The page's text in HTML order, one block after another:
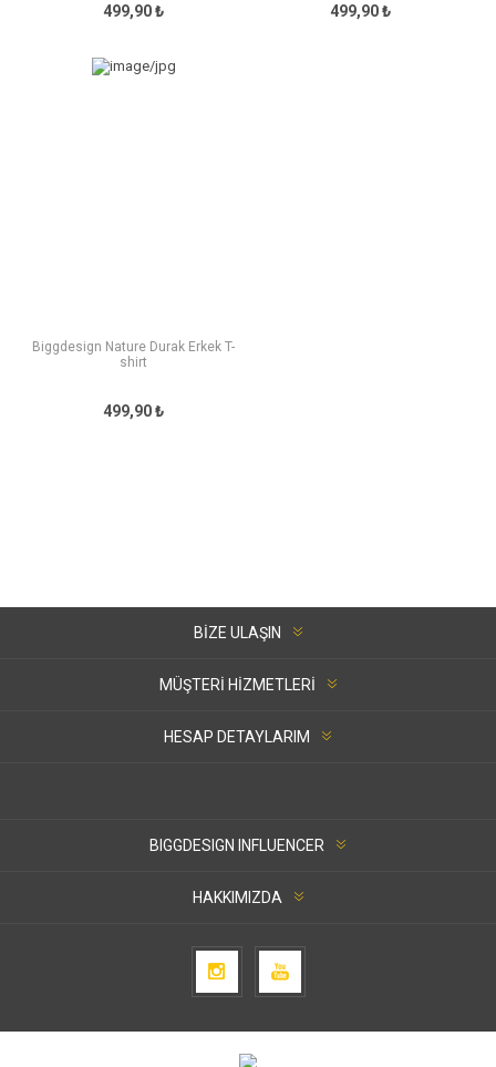
499,90 ₺ 499,90 ₺
Biggdesign Nature Durak Erkek T-
shirt
499,90 ₺
BIZE ULAŞIN
MÜŞTERI HIZMETLERI
HESAP DETAYLARIM
BIGGDESIGN INFLUENCER
HAKKIMIZDA